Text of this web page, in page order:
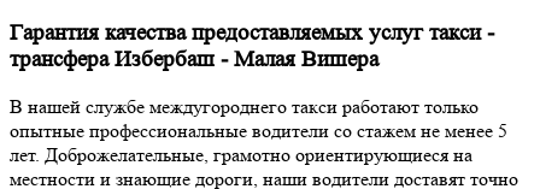
Гарантия качества предоставляемых услуг такси -
трансфера Избербаш - Малая Вишера
В нашей службе междугороднего такси работают только
опытные профессиональные водители со стажем не менее 5
лет. Доброжелательные, грамотно ориентирующиеся на
местности и знающие дороги, наши водители доставят точно